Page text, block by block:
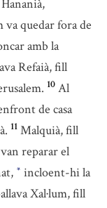
va quedar fora de
amb la
Refaià, fill
10 Al
de casa
11 Malquià, fill
reparar el
* incloent-hi la
Xal·lum, fill